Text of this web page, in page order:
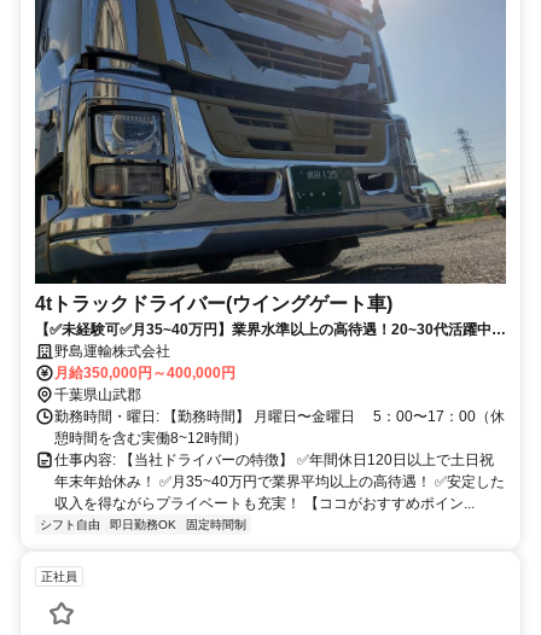
4tトラックドライバー(ウイングゲート車)
【✅未経験可✅月35~40万円】業界水準以上の高待遇！20~30代活躍中！
年間休日120日以上で土日祝年末年始休み！
野島運輸株式会社
月給350,000円～400,000円
千葉県山武郡
勤務時間・曜日: 【勤務時間】 月曜日〜金曜日 5：00〜17：00（休
憩時間を含む実働8~12時間）
仕事内容: 【当社ドライバーの特徴】 ✅年間休日120日以上で土日祝
年末年始休み！ ✅月35~40万円で業界平均以上の高待遇！ ✅安定した
収入を得ながらプライベートも充実！ 【ココがおすすめポイン...
シフト自由 即日勤務OK 固定時間制
正社員